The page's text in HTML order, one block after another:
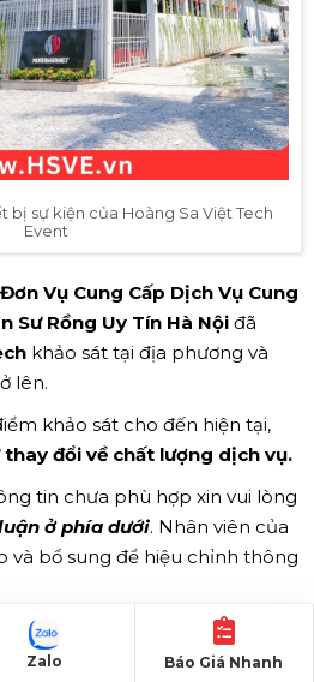
bị sự kiện của Hoàng Sa Việt Tech
Event
Vụ Cung Cấp Dịch Vụ Cung
Sư Rồng Uy Tín Hà Nội đã
khảo sát tại địa phương và
lên.
khảo sát cho đến hiện tại,
thay đổi về chất lượng dịch vụ.
tin chưa phù hợp xin vui lòng
ở phía dưới. Nhân viên của
và bổ sung để hiệu chỉnh thông
thông tin trực tiếp của bài viết
tin chính xác và chân thực
Báo Giá Nhanh
Zalo